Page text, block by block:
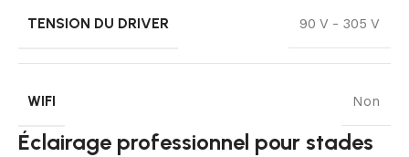
TENSION DU DRIVER 90 V - 305 V
WIFI Non
Éclairage professionnel pour stades